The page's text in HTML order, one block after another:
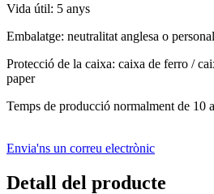
Vida útil: 5 anys
Embalatge: neutralitat anglesa o
Protecció de la caixa: caixa de ferro /
paper
Temps de producció normalment de 10
Envia'ns un correu electrònic
Detall del producte